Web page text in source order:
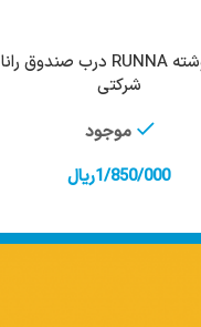
افزودن به سبد خرید
آرم نوشته RUNNA درب صندوق رانا
شرکتی
موجود
1/850/000ریال